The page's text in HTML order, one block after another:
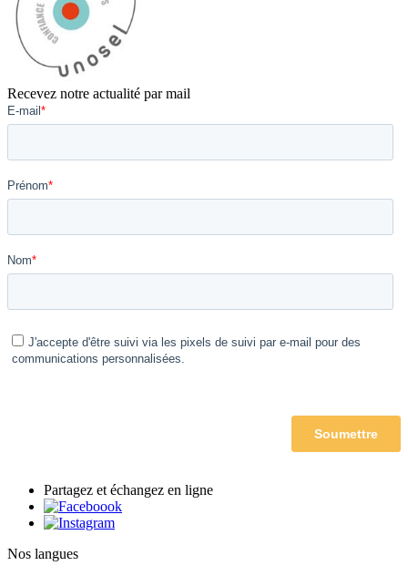
Recevez notre actualité par mail
Partagez et échangez en ligne
Nos langues